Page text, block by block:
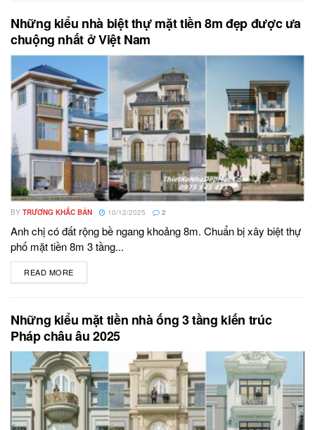
Những kiểu nhà biệt thự mặt tiền 8m đẹp được ưa
chuộng nhất ở Việt Nam
BY TRƯƠNG KHẮC BẢN 10/12/2025 2
Anh chị có đất rộng bề ngang khoảng 8m. Chuẩn bị xây biệt thự
phố mặt tiền 8m 3 tầng...
READ MORE
Những kiểu mặt tiền nhà ống 3 tầng kiến trúc
Pháp châu âu 2025